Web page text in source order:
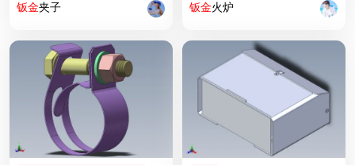
钣金夹子 钣金火炉